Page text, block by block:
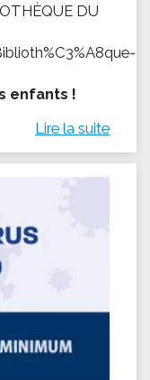
DU
enfants !
Lire la suite